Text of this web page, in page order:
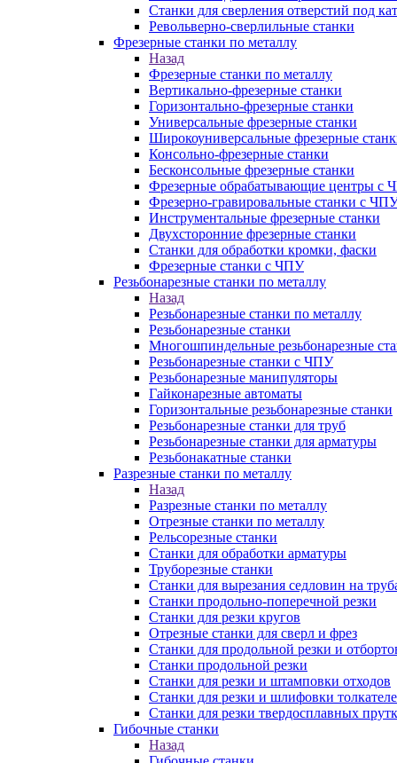
Станки для сверления отверстий под
Револьверно-сверлильные станки
Фрезерные станки по металлу
Назад
Фрезерные станки по металлу
Вертикально-фрезерные станки
Горизонтально-фрезерные станки
Универсальные фрезерные станки
Широкоуниверсальные фрезерные
Консольно-фрезерные станки
Бесконсольные фрезерные станки
Фрезерные обрабатывающие центры с
Фрезерно-гравировальные станки с
Инструментальные фрезерные станки
Двухсторонние фрезерные станки
Станки для обработки кромки, фаски
Фрезерные станки с ЧПУ
Резьбонарезные станки по металлу
Назад
Резьбонарезные станки по металлу
Резьбонарезные станки
Многошпиндельные резьбонарезные
Резьбонарезные станки с ЧПУ
Резьбонарезные манипуляторы
Гайконарезные автоматы
Горизонтальные резьбонарезные станки
Резьбонарезные станки для труб
Резьбонарезные станки для арматуры
Резьбонакатные станки
Разрезные станки по металлу
Назад
Разрезные станки по металлу
Отрезные станки по металлу
Рельсорезные станки
Станки для обработки арматуры
Труборезные станки
Станки для вырезания седловин на
Станки продольно-поперечной резки
Станки для резки кругов
Отрезные станки для сверл и фрез
Станки для продольной резки и
Станки продольной резки
Станки для резки и штамповки отходов
Станки для резки и шлифовки
Станки для резки твердосплавных
Гибочные станки
Назад